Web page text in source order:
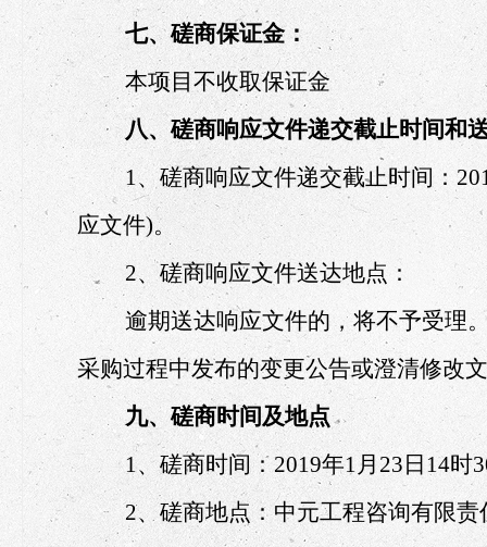
七、磋商保证金：
本项目不收取保证金
八、磋商响应文件递交截止时间和
1、磋商响应文件递交截止时间：
应文件)。
2、磋商响应文件送达地点：
逾期送达响应文件的，将不予受理
采购过程中发布的变更公告或澄清修改
九、磋商时间及地点
1、磋商时间：2019年1月23日14时
2、磋商地点：中元工程咨询有限